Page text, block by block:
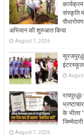
संस्कृति
अभियान की शुरुआत किया
August 7, 2026
इंटरस्कूल
के भीतर
जिम्मेदारी
August 7, 2026